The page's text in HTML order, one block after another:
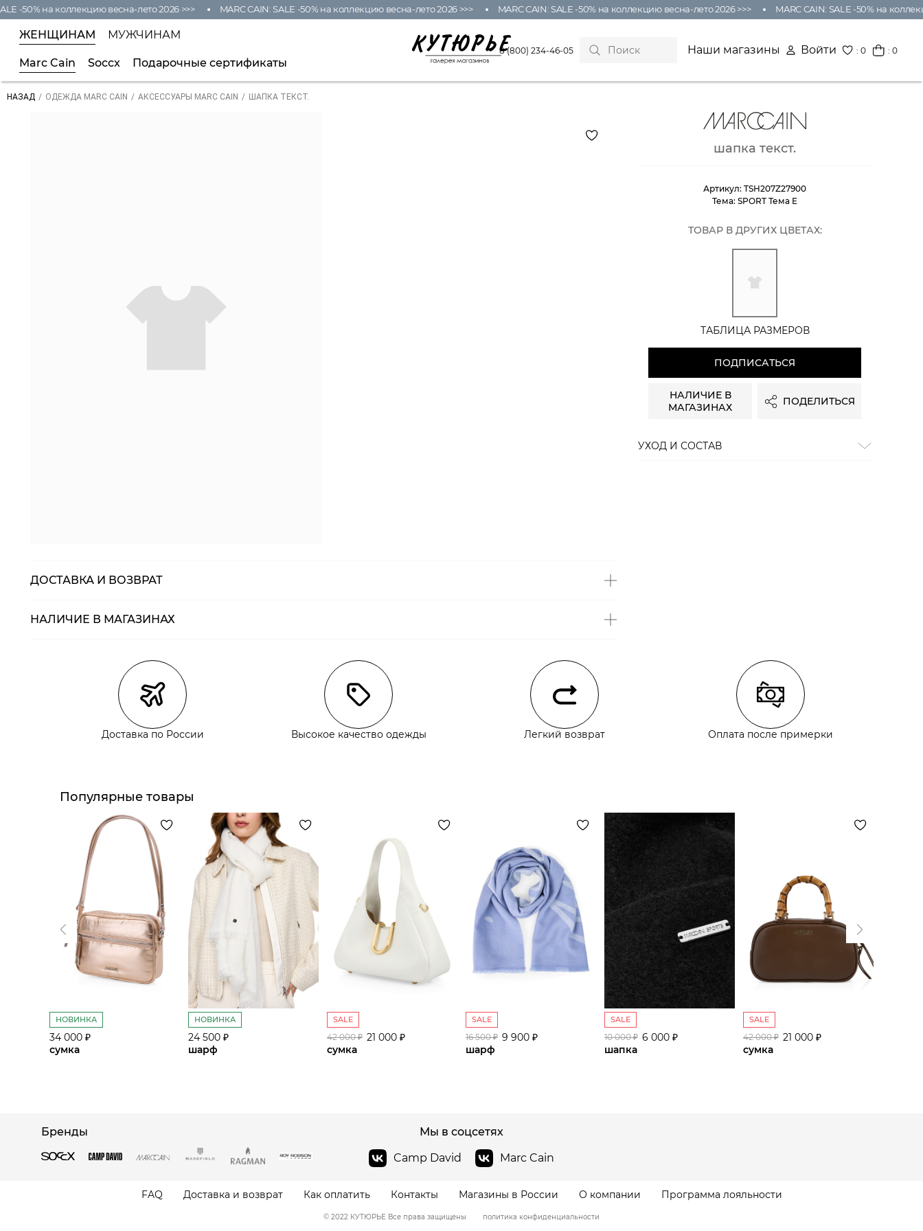
-50% на коллекцию весна-лето 2026 >>> MARC CAIN: SALE -50% на коллекцию весна-лето 2026 >>> MARC CAIN: SALE -50% на коллекцию весна-лето 2026 >>> MARC CAIN: SALE -50% на
ЖЕНЩИНАМ МУЖЧИНАМ
Marc Cain Soccx Подарочные сертификаты
8 (800) 234-46-05 Наши магазины Войти :0 : 0
НАЗАД / ОДЕЖДА MARC CAIN / АКСЕССУАРЫ MARC CAIN / ШАПКА ТЕКСТ.
ДОСТАВКА И ВОЗВРАТ
Курьерская доставка СДЭК
Самовывоз из пункта выдачи СДЭК
Самовывоз из наших магазинов
Самовывоз из пункта выдачи СДЭК
НАЛИЧИЕ В МАГАЗИНАХ
шапка текст.
Артикул:TSH207Z27900
Тема:SPORT Тема E
ТОВАР В ДРУГИХ ЦВЕТАХ:
ТАБЛИЦА РАЗМЕРОВ
ПОДПИСАТЬСЯ
НАЛИЧИЕ В
МАГАЗИНАХ
ПОДЕЛИТЬСЯ
УХОД И СОСТАВ
Доставка по России Высокое качество одежды Легкий возврат Оплата после примерки
Популярные товары
НОВИНКА
34 000 ₽
сумка
НОВИНКА
24 500 ₽
шарф
SALE
42 000 ₽ 21 000 ₽
сумка
SALE
16 500 ₽ 9 900 ₽
шарф
SALE
10 000 ₽ 6 000 ₽
шапка
SALE
42 000 ₽ 21 000 ₽
сумка
Бренды
Мы в соцсетях
Camp David
Marc Cain
FAQ Доставка и возврат Как оплатить Контакты Магазины в России О компании Программа лояльности
© 2022 КУТЮРЬЕ Все права защищены политика конфиденциальности